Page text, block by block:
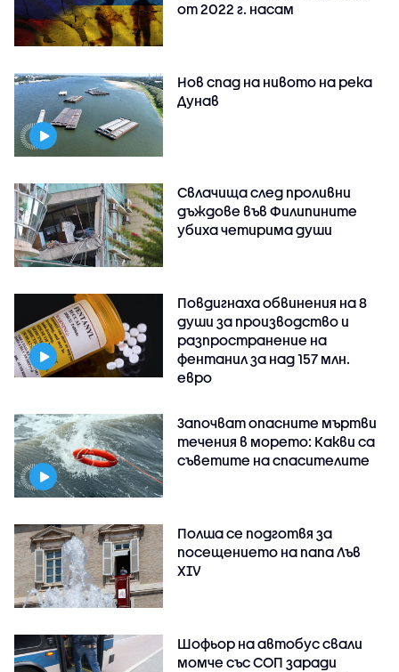
от 2022 г. насам
Нов спад на нивото на река
Дунав
Свлачища след проливни
дъждове във Филипините
убиха четирима души
Повдигнаха обвинения на 8
души за производство и
разпространение на
фентанил за над 157 млн.
евро
Започват опасните мъртви
течения в морето: Какви са
съветите на спасителите
Полша се подготвя за
посещението на папа Лъв
XIV
Шофьор на автобус свали
момче със СОП заради